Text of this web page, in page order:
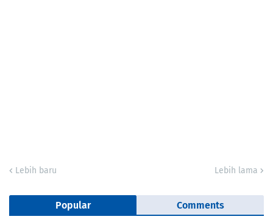
Lebih baru Lebih lama
Popular Comments